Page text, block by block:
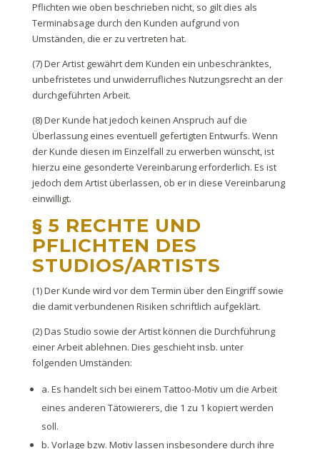
Pflichten wie oben beschrieben nicht, so gilt dies als
Terminabsage durch den Kunden aufgrund von
Umständen, die er zu vertreten hat.
(7) Der Artist gewährt dem Kunden ein unbeschränktes,
unbefristetes und unwiderrufliches Nutzungsrecht an der
durchgeführten Arbeit.
(8) Der Kunde hat jedoch keinen Anspruch auf die
Überlassung eines eventuell gefertigten Entwurfs. Wenn
der Kunde diesen im Einzelfall zu erwerben wünscht, ist
hierzu eine gesonderte Vereinbarung erforderlich. Es ist
jedoch dem Artist überlassen, ob er in diese Vereinbarung
einwilligt.
§ 5 RECHTE UND
PFLICHTEN DES
STUDIOS/ARTISTS
(1) Der Kunde wird vor dem Termin über den Eingriff sowie
die damit verbundenen Risiken schriftlich aufgeklärt.
(2) Das Studio sowie der Artist können die Durchführung
einer Arbeit ablehnen. Dies geschieht insb. unter
folgenden Umständen:
a. Es handelt sich bei einem Tattoo-Motiv um die Arbeit
eines anderen Tätowierers, die 1 zu 1 kopiert werden
soll.
b. Vorlage bzw. Motiv lassen insbesondere durch ihre